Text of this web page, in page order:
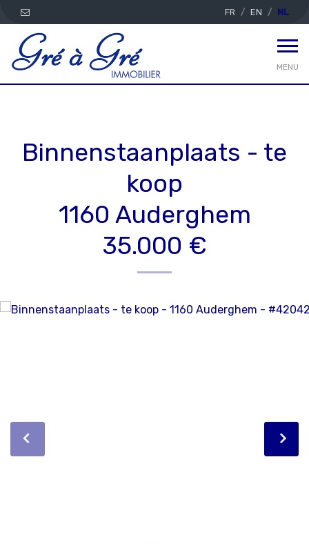
FR EN NL
MENU
Binnenstaanplaats - te
koop
1160 Auderghem
35.000 €